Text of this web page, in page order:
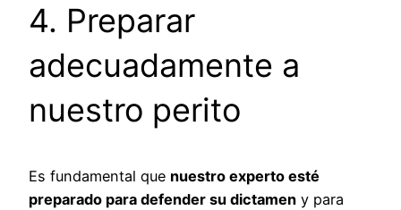
4. Preparar
adecuadamente a
nuestro perito
Es fundamental que nuestro experto esté
preparado para defender su dictamen y para